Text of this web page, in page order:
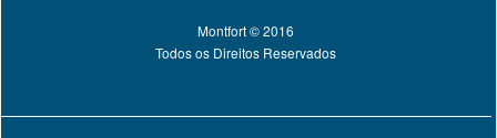
Montfort © 2016
Todos os Direitos Reservados